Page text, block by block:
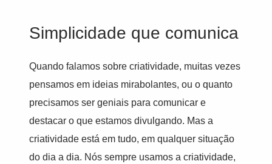
Simplicidade que comunica
Quando falamos sobre criatividade, muitas vezes
pensamos em ideias mirabolantes, ou o quanto
precisamos ser geniais para comunicar e
destacar o que estamos divulgando. Mas a
criatividade está em tudo, em qualquer situação
do dia a dia. Nós sempre usamos a criatividade,